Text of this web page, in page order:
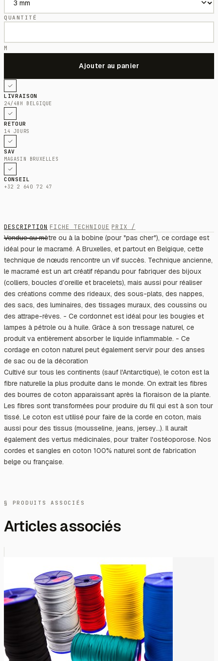
QUANTITÉ
M
LIVRAISON
24/48H BELGIQUE
RETOUR
14 JOURS
SAV
MAGASIN BRUXELLES
CONSEIL
+32 2 640 72 47
DESCRIPTION FICHE TECHNIQUE PRIX /
Vendue au mètre ou à la bobine (pour "pas cher"), ce cordage est
idéal pour le macramé. A Bruxelles, et partout en Belgique, cette
technique de nœuds rencontre un vif succès. Technique ancienne,
le macramé est un art créatif répandu pour fabriquer des bijoux
(colliers, boucles d’oreille et bracelets), mais aussi pour réaliser
des créations comme des rideaux, des sous-plats, des nappes,
des sacs, des luminaires, des tissages muraux, des coussins ou
des attrape-rêves. - Ce cordonnet est idéal pour les bougies et
lampes à pétrole ou à huile. Grâce à son tressage naturel, ce
produit va entièrement absorber le liquide inflammable. - Ce
cordage en coton naturel peut également servir pour des anses
de sac ou de la décoration
Cultivé sur tous les continents (sauf l'Antarctique), le coton est la
fibre naturelle la plus produite dans le monde. On extrait les fibres
des bourres de coton apparaissant après la floraison de la plante.
Les fibres sont transformées pour produire du fil qui est à son tour
tissé. Le coton est utilisé pour faire de la corde en coton, mais
aussi pour des tissus (mousseline, jeans, jersey...). Il aurait
également des vertus médicinales, pour traiter l'ostéoporose. Nos
cordes et sangles en coton 100% naturel sont de fabrication
belge ou française.
§ PRODUITS ASSOCIÉS
Articles associés